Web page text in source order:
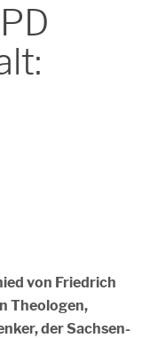
von Friedrich
Theologen,
der Sachsen-